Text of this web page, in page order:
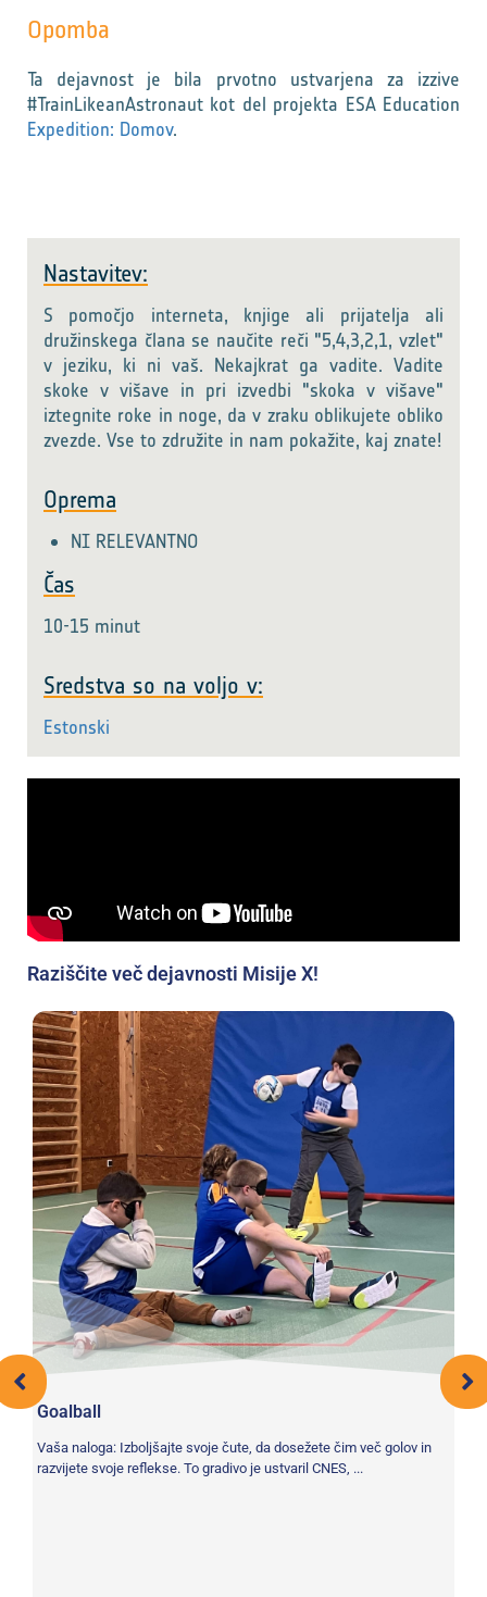
Opomba
Ta dejavnost je bila prvotno ustvarjena za izzive
#TrainLikeanAstronaut kot del projekta ESA Education
Expedition: Domov.
Nastavitev:
S pomočjo interneta, knjige ali prijatelja ali
družinskega člana se naučite reči "5,4,3,2,1, vzlet"
v jeziku, ki ni vaš. Nekajkrat ga vadite. Vadite
skoke v višave in pri izvedbi "skoka v višave"
iztegnite roke in noge, da v zraku oblikujete obliko
zvezde. Vse to združite in nam pokažite, kaj znate!
Oprema
NI RELEVANTNO
Čas
10-15 minut
Sredstva so na voljo v:
Estonski
Raziščite več dejavnosti Misije X!
Goalball
Vaša naloga: Izboljšajte svoje čute, da dosežete čim več golov in
razvijete svoje reflekse. To gradivo je ustvaril CNES, ...